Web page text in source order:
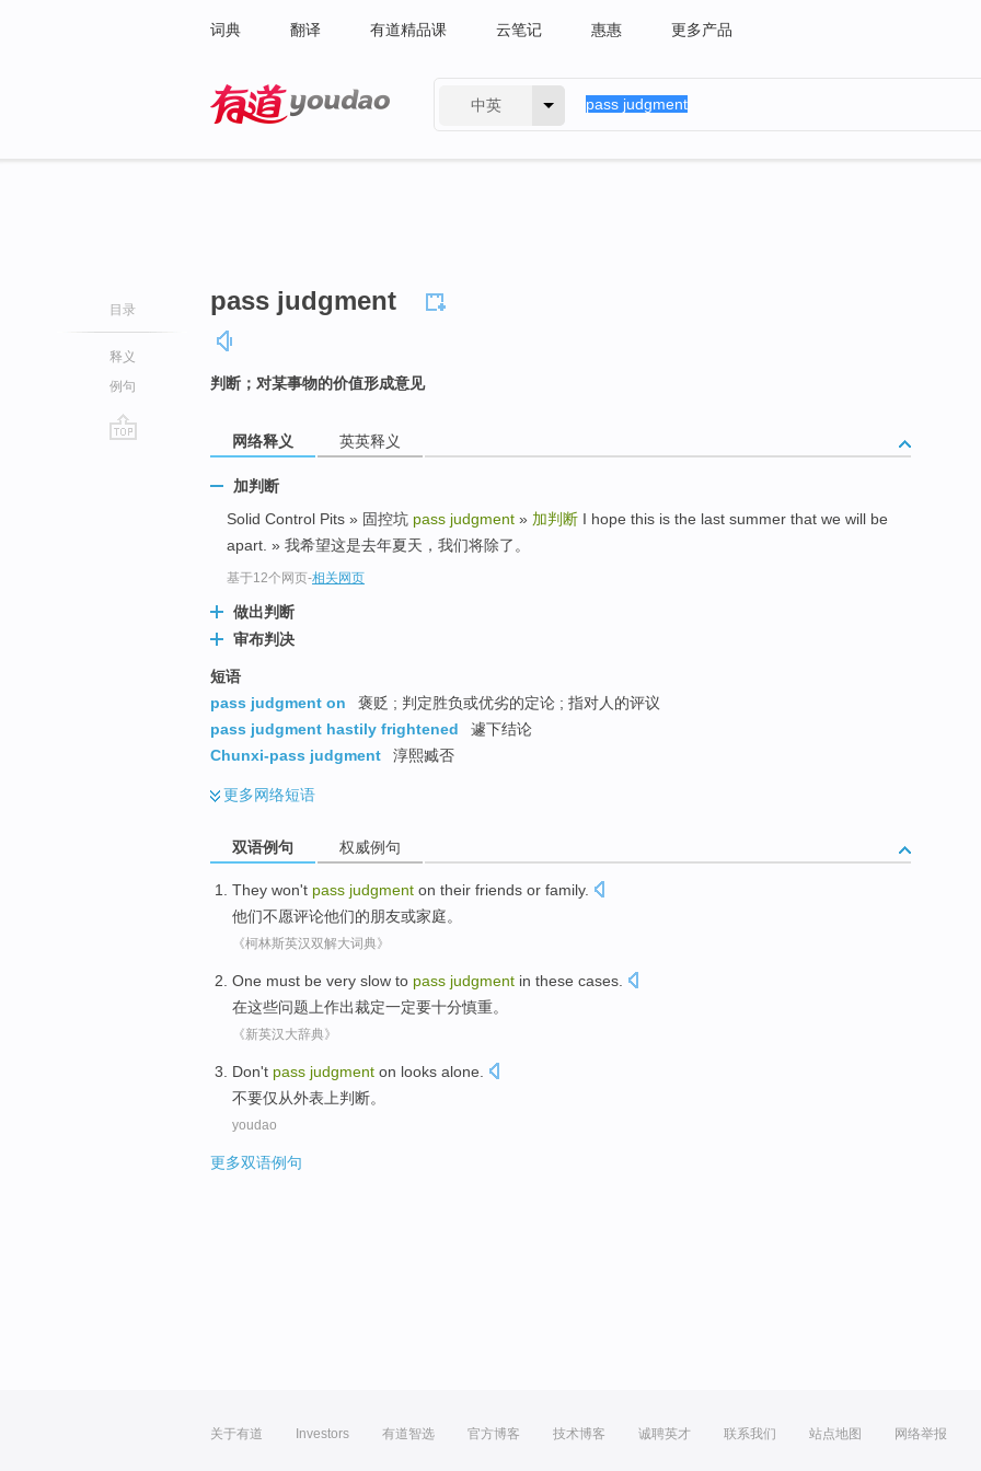
词典 翻译 有道精品课 云笔记 惠惠 更多产品
中英
目录
释义
例句
pass judgment
判断；对某事物的价值形成意见
网络释义 英英释义
加判断
Solid Control Pits » 固控坑 pass judgment » 加判断 I hope this is the last summer that we will be
apart. » 我希望这是去年夏天，我们将除了。
基于12个网页-相关网页
做出判断
审布判决
短语
pass judgment on
褒贬 ; 判定胜负或优劣的定论 ; 指对人的评议
pass judgment hastily frightened
遽下结论
Chunxi-pass judgment
淳熙臧否
更多网络短语
双语例句 权威例句
They won't pass judgment on their friends or family.
他们不愿评论他们的朋友或家庭。
《柯林斯英汉双解大词典》
One must be very slow to pass judgment in these cases.
在这些问题上作出裁定一定要十分慎重。
《新英汉大辞典》
Don't pass judgment on looks alone
不要仅 从外表 上判断。
youdao
更多双语例句
关于有道 Investors 有道智选 官方博客 技术博客 诚聘英才 联系我们 站点地图 网络举报